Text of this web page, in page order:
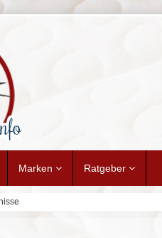
Marken Ratgeber